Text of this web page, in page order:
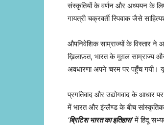
संस्कृतियों के वर्णन और अध्ययन के
गायत्री चक्रवर्ती स्पिवाक जैसे
औपनिवेशिक साम्राज्यों के विस्तार ने
ख़िलाफ़त, भारत के मुग़ल साम्राज्य
अवधारणा अपने चरम पर पहुँच गयी।
प्रगतिवाद और उद्योगवाद के आधार
में भारत और इंग्लैण्ड के बीच
‘ब्रिटिश भारत का इतिहास’में हिंदू